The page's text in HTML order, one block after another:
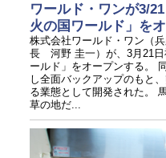
ワールド・ワンが3/
火の国ワールド」を
株式会社ワールド・ワン（
長 河野 圭一）が、3月21日
ールド」をオープンする。
し全面バックアップのもと
る業態として開発された。
草の地だ...